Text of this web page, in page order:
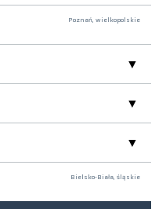
Poznań, wielkopolskie
Bielsko-Biała, śląskie